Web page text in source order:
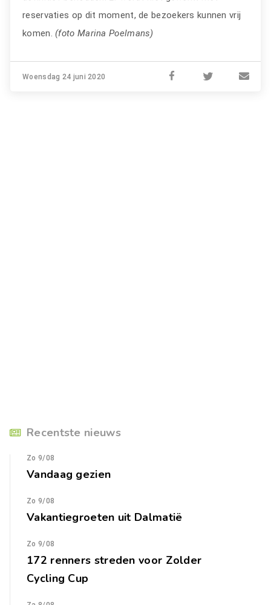
reservaties op dit moment, de bezoekers kunnen vrij
komen. (foto Marina Poelmans)
Woensdag 24 juni 2020
Recentste nieuws
Zo 9/08
Vandaag gezien
Zo 9/08
Vakantiegroeten uit Dalmatië
Zo 9/08
172 renners streden voor Zolder
Cycling Cup